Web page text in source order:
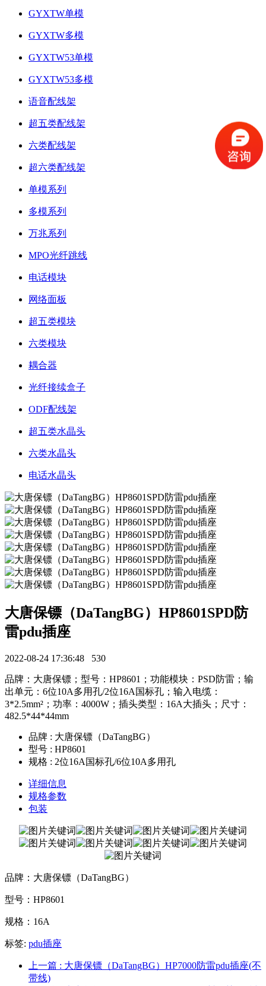
GYXTW单模
GYXTW多模
GYXTW53单模
GYXTW53多模
语音配线架
超五类配线架
六类配线架
超六类配线架
单模系列
多模系列
万兆系列
MPO光纤跳线
电话模块
网络面板
超五类模块
六类模块
耦合器
光纤接续盒子
ODF配线架
超五类水晶头
六类水晶头
电话水晶头
大唐保镖（DaTangBG）HP8601SPD防
雷pdu插座
2022-08-24 17:36:48 530
品牌：大唐保镖；型号：HP8601；功能模块：PSD防雷；输
出单元：6位10A多用孔/2位16A国标孔；输入电缆：
3*2.5mm²；功率：4000W；插头类型：16A大插头；尺寸：
482.5*44*44mm
品牌 : 大唐保镖（DaTangBG）
型号 : HP8601
规格 : 2位16A国标孔/6位10A多用孔
详细信息
规格参数
包装
品牌：大唐保镖（DaTangBG）
型号：HP8601
规格：16A
标签: pdu插座
上一篇 : 大唐保镖（DaTangBG）HP7000防雷pdu插座(不
带线)